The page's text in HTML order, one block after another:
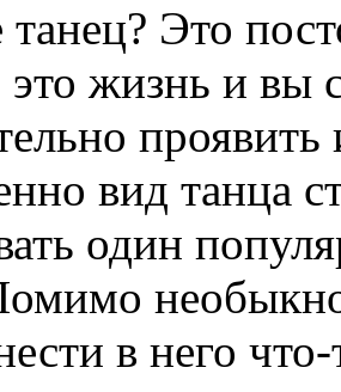
танец? Это
это жизнь и
вид танца
один
в него